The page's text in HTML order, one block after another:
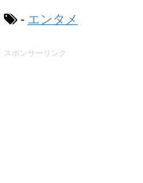
- エンタメ
スポンサーリンク